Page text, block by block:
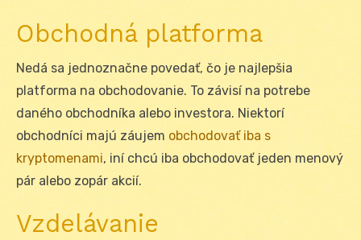
Obchodná platforma
Nedá sa jednoznačne povedať, čo je najlepšia
platforma na obchodovanie. To závisí na potrebe
daného obchodníka alebo investora. Niektorí
obchodníci majú záujem obchodovať iba s
kryptomenami, iní chcú iba obchodovať jeden menový
pár alebo zopár akcií.
Vzdelávanie